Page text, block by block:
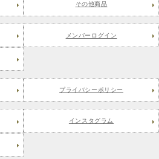
その他商品
メンバーログイン
プライバシーポリシー
インスタグラム